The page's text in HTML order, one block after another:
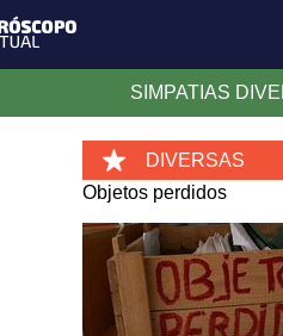
SIMPATIAS
DIVERSAS
Objetos perdidos